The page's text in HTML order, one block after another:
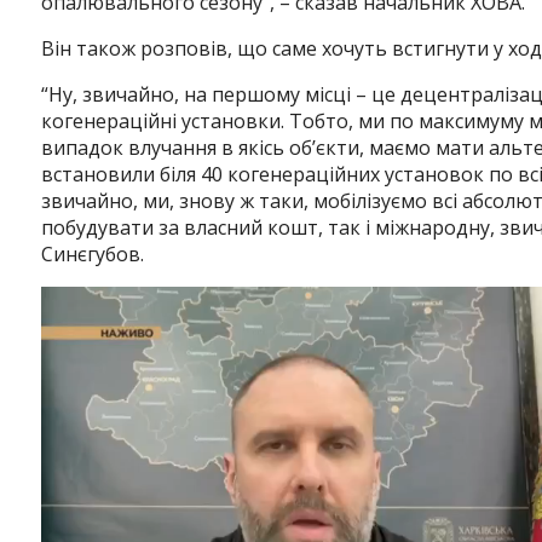
Він також розповів, що саме хочуть встигнути у
“Ну, звичайно, на першому місці – це
когенераційні установки. Тобто, ми по максимуму
випадок влучання в якісь об’єкти, маємо мати
встановили біля 40 когенераційних установок по
звичайно, ми, знову ж таки, мобілізуємо всі
побудувати за власний кошт, так і міжнародну,
Синєгубов.
Відеопрогравач